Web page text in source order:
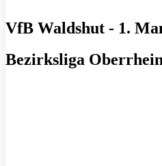
VfB Waldshut - 1.
Bezirksliga Oberrhein